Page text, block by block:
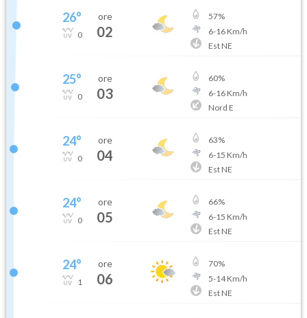
26°
0
ore
02
57%
6-16Km/h
Est NE
25°
0
ore
03
60%
6-16Km/h
Nord E
24°
0
ore
04
63%
6-15 Km/h
Est NE
24°
0
ore
05
66%
6-15 Km/h
Est NE
24°
1
ore
06
70%
5-14Km/h
Est NE